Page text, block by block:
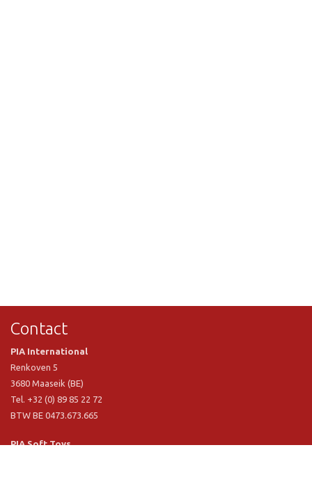
Contact
PIA International
Renkoven 5
3680 Maaseik (BE)
Tel. +32 (0) 89 85 22 72
BTW BE 0473.673.665
PIA Soft Toys